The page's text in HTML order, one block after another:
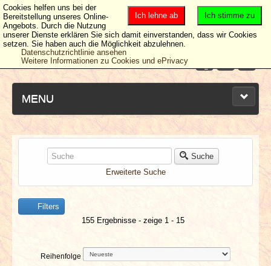
MENU
NEUESTE ARTIKEL
NEWS & DATES
BERICHTE
VERLOSUNGEN
Suche
Erweiterte Suche
Filters
155 Ergebnisse - zeige 1 - 15
Reihenfolge
Ich stimme zu
Ich lehne ab
Cookies helfen uns bei der
Bereitstellung unseres Online-
Angebots. Durch die Nutzung
unserer Dienste erklären Sie sich damit einverstanden, dass wir Cookies
setzen. Sie haben auch die Möglichkeit abzulehnen.
Datenschutzrichtlinie ansehen
Weitere Informationen zu Cookies und ePrivacy